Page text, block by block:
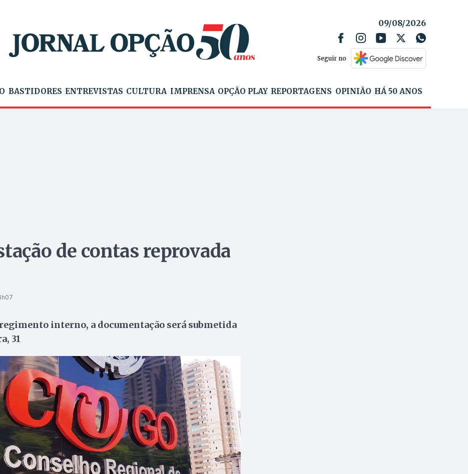
09/08/2026
Seguir no
BASTIDORES ENTREVISTAS CULTURA IMPRENSA OPÇÃO PLAY REPORTAGENS OPINIÃO HÁ 50 ANOS
de contas reprovada
interno, a documentação será submetida
31